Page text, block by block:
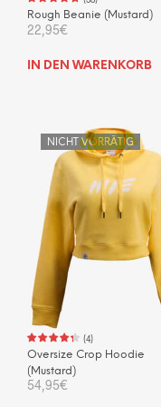
Rough Beanie (Mustard)
22,95€
IN DEN WARENKORB
NICHT VORRÄTIG
(4)
Oversize Crop Hoodie
(Mustard)
54,95€